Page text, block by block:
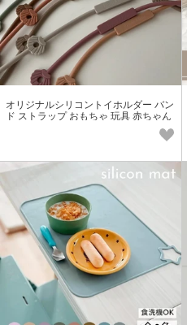
オリジナルシリコントイホルダー バン
ド ストラップ おもちゃ 玩具 赤ちゃん